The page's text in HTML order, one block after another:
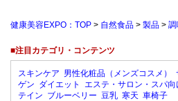
健康美容EXPO：TOP > 自然食品 > 製品 >
■注目カテゴリ・コンテンツ
スキンケア 男性化粧品（メンズコスメ）
ゲン ダイエット エステ・サロン・スパ向
テイン ブルーベリー 豆乳 寒天 車椅子